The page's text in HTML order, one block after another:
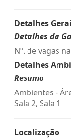
Detalhes
Detalhes da
Nº. de vagas
Detalhes
Resumo
Ambientes -
Sala 2, Sala 1
Localização